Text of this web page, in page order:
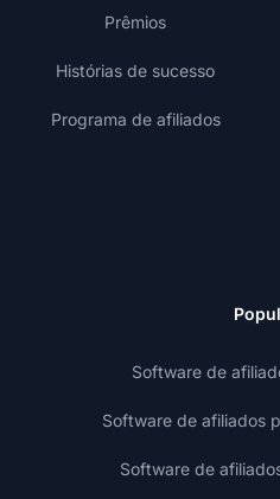
Prêmios
Histórias de sucesso
Programa de afiliados
Software de
Software de afiliados
Software de